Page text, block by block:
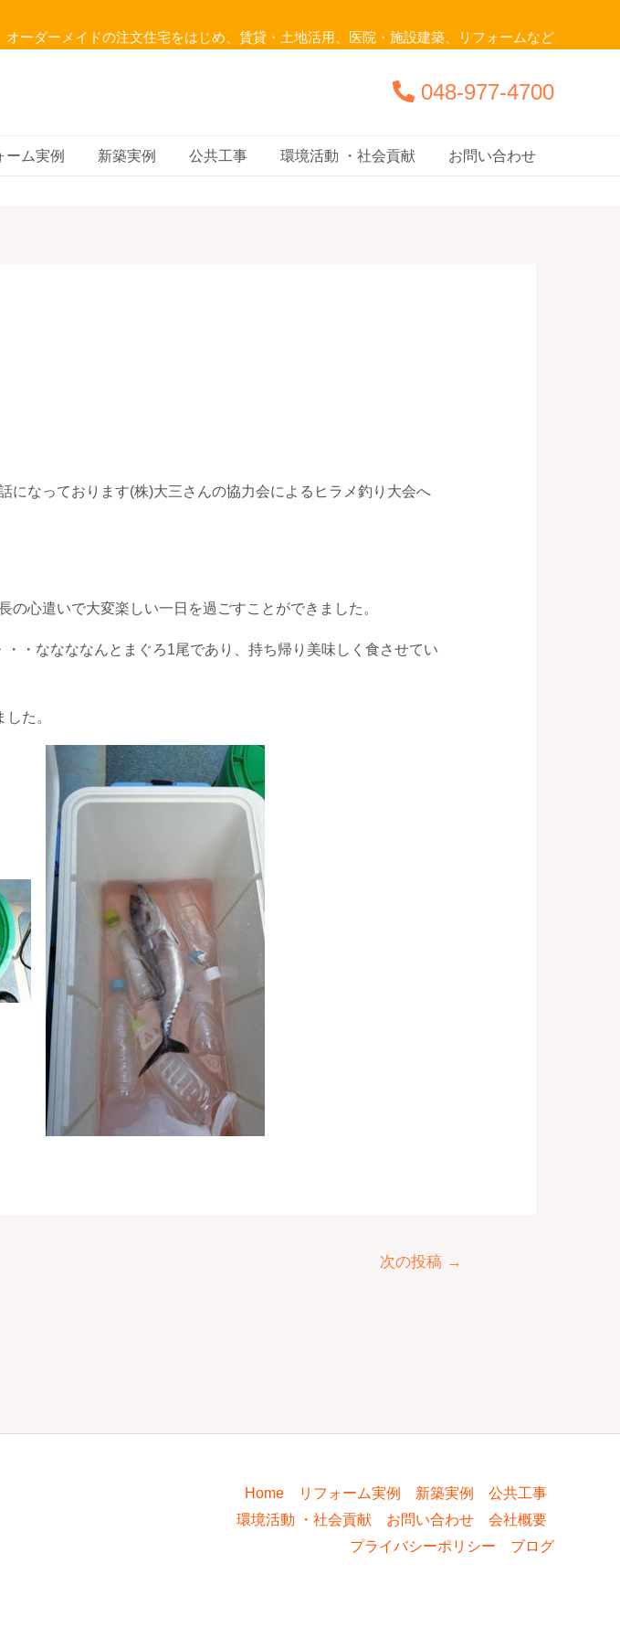
オーダーメイドの注文住宅をはじめ、賃貸・土地活用、医院・施設建築、リフォームなど
048-977-4700
ーム実例 新築実例 公共工事 環境活動 ・社会貢献 お問い合わせ
になっております(株)大三さんの協力会によるヒラメ釣り大会へ
心遣いで大変楽しい一日を過ごすことができました。
・ななななんとまぐろ1尾であり、持ち帰り美味しく食させてい
た。
次の投稿 →
Home リフォーム実例 新築実例
公共工事
環境活動 ・社会貢献
お問い合わせ
会社概要
プライバシーポリシー
ブログ